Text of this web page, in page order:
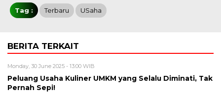
Tag : Terbaru USaha
BERITA TERKAIT
Monday, 30 June 2025 - 13:00 WIB
Peluang Usaha Kuliner UMKM yang Selalu Diminati, Tak
Pernah Sepi!